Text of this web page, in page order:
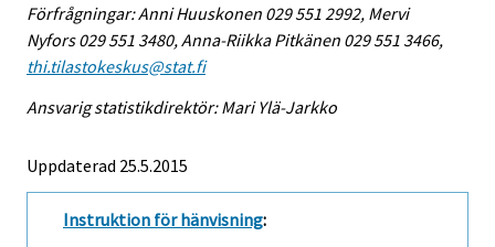
Förfrågningar: Anni Huuskonen 029 551 2992, Mervi
Nyfors 029 551 3480, Anna-Riikka Pitkänen 029 551 3466,
thi.tilastokeskus@stat.fi
Ansvarig statistikdirektör: Mari Ylä-Jarkko
Uppdaterad 25.5.2015
Instruktion för hänvisning: